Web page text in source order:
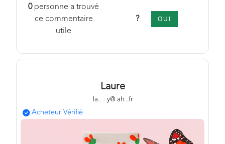
0personne a trouvé
ce commentaire
utile
? OUI
Laure
la......y@.ah...fr
Acheteur Vérifié